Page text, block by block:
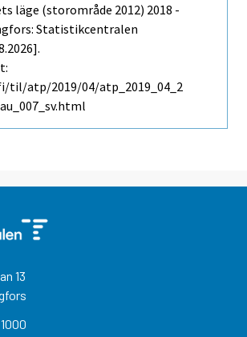
läge (storområde 2012) 2018 -
Statistikcentralen
atp/2019/04/atp_2019_04_2
13